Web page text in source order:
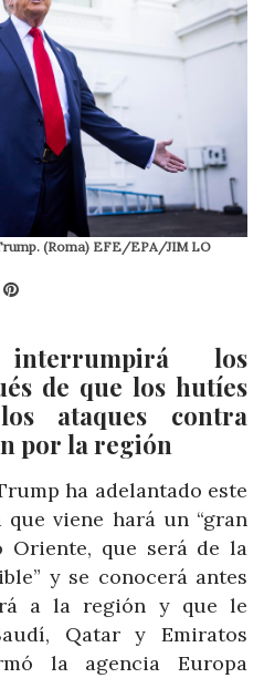
(Roma) EFE/EPA/JIM LO
Pinterest
los
de que los hutíes
ataques contra
por la región
ha adelantado este
viene hará un “gran
Oriente, que será de la
y se conocerá antes
a la región y que le
Qatar y Emiratos
la agencia Europa